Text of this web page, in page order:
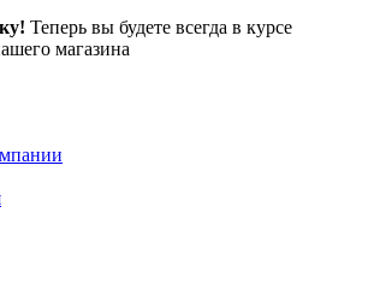
Теперь вы будете всегда в курсе
магазина